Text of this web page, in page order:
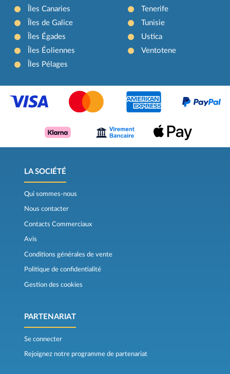
Îles Canaries
Îles de Galice
Îles Égades
Îles Éoliennes
Îles Pélages
Tenerife
Tunisie
Ustica
Ventotene
LA SOCIÉTÉ
Qui sommes-nous
Nous contacter
Contacts Commerciaux
Avis
Conditions générales de vente
Politique de confidentialité
Gestion des cookies
PARTENARIAT
Se connecter
Rejoignez notre programme de partenariat